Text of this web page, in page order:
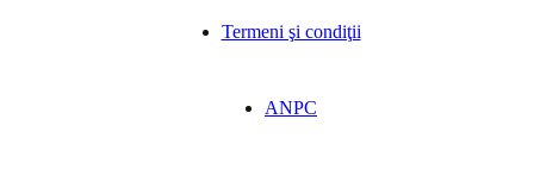
Termeni şi condiţii
ANPC